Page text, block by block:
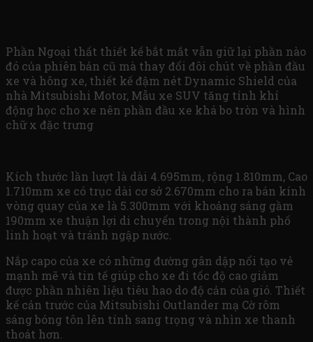
Phần Ngoại thất thiết kế bắt mắt vẫn giữ lại phần nào
đó của phiên bản cũ mà thay đổi đôi chút về phần đầu
xe và hông xe, thiết kế đậm nét Dynamic Shield của
nhà Mitsubishi Motor, Mẫu xe SUV tăng tính khí
động học cho xe nên phần đầu xe khá bo tròn và hình
chữ x đặc trưng
Kích thước lần lượt là dài 4.695mm, rộng 1.810mm, Cao
1.710mm xe có trục dài cơ sở 2.670mm cho ra bán kính
vòng quay của xe là 5.300mm với khoảng sáng gầm
190mm xe thuận lợi di chuyển trong nội thành phố
linh hoạt và tránh ngập nước.
Nắp capo của xe có những đường gân dập nổi tạo vẻ
mạnh mẽ và tin tế giúp cho xe đi tốc độ cao giảm
được phần nhiên liệu tiêu hao do độ cản của gió. Thiết
kế cản trước của Mitsubishi Outlander mạ Cờ rôm
sáng bóng tôn lên tính sang trọng và nhìn xe thanh
thoát hơn.